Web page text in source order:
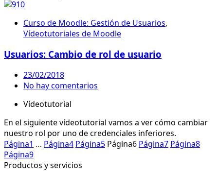
Curso de Moodle: Gestión de Usuarios,
Vídeotutoriales de Moodle
Usuarios: Cambio de rol de usuario
23/02/2018
No hay comentarios
Vídeotutorial
En el siguiente vídeotutorial vamos a ver cómo cambiar
nuestro rol por uno de credenciales inferiores.
Página1 … Página4 Página5 Página6 Página7 Página8
Página9
Productos y servicios